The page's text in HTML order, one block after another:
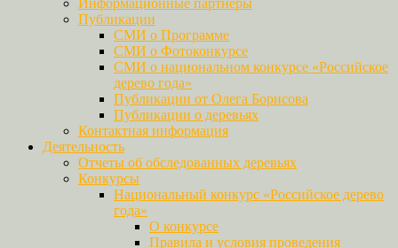
Публикации
СМИ о Программе
СМИ о Фотоконкурсе
СМИ о национальном конкурсе «Российское
дерево года»
Публикации от Олега Борисова
Публикации о деревьях
Контактная информация
Деятельность
Отчеты об обследованных деревьях
Конкурсы
Национальный конкурс «Российское дерево
года»
О конкурсе
Правила и условия проведения